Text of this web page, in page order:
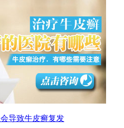
导致牛皮癣复发